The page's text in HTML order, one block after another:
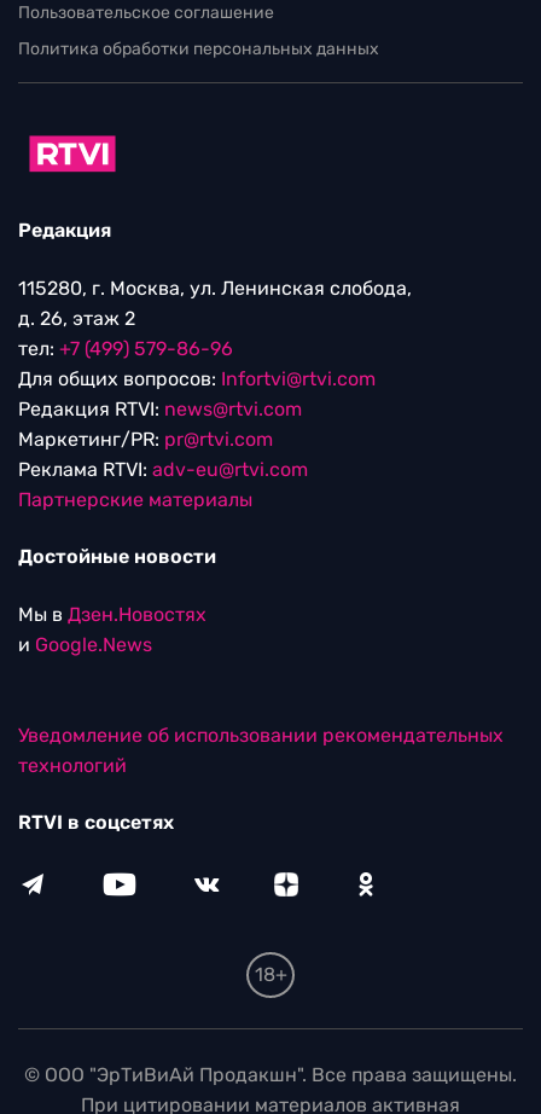
Пользовательское соглашение
Политика обработки персональных данных
Редакция
115280, г. Москва, ул. Ленинская слобода,
д. 26, этаж 2
тел: +7 (499) 579-86-96
Для общих вопросов: Infortvi@rtvi.com
Редакция RTVI: news@rtvi.com
Маркетинг/PR: pr@rtvi.com
Реклама RTVI: adv-eu@rtvi.com
Партнерские материалы
Достойные новости
Мы в Дзен.Новостях
и Google.News
Уведомление об использовании рекомендательных
технологий
RTVI в соцсетях
18+
© ООО "ЭрТиВиАй Продакшн". Все права защищены.
При цитировании материалов активная